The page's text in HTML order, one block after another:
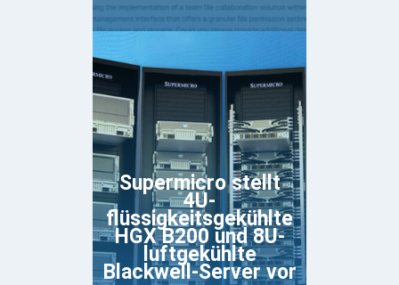
Supermicro stellt
4U-
flüssigkeitsgekühlte
HGX B200 und 8U-
luftgekühlte
Blackwell-Server vor